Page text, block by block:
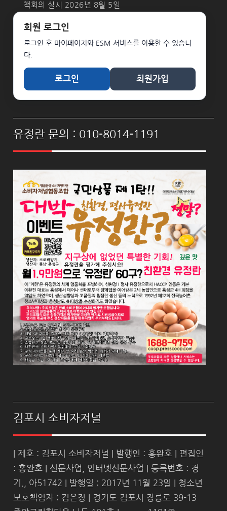
책회의 실시
2026년 8월 5일
회원 로그인
로그인 후 마이페이지와 ESM 서비스를 이용할 수 있습니
다.
로그인 회원가입
유정란 문의 : 010-8014-1191
김포시 소비자저널
| 제호 : 김포시 소비자저널 | 발행인 : 홍완호 | 편집인
: 홍완호 | 신문사업, 인터넷신문사업 | 등록번호 : 경
기., 아51742 | 발행일 : 2017년 11월 23일 | 청소년
보호책임자 : 김은정 | 경기도 김포시 장릉로 39-13